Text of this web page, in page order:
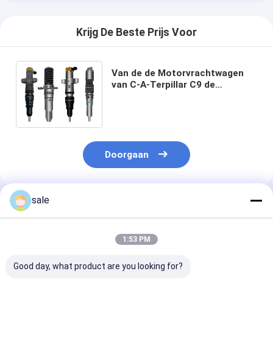
Krijg De Beste Prijs Voor
Van de de Motorvrachtwagen
van C-A-Terpillar C9 de
Doorgaan
Geadviseerde Producten
sale
1:53 PM
Good day, what product are you looking for?